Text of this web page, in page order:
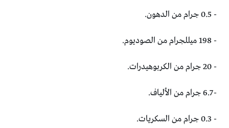
‏- 0.5 جرام من الدهون.‏
‏- 198 ميللجرام من الصوديوم.‏
‏- 20 جرام من الكربوهيدرات.‏
‏- 6.7 جرام من الألياف.‏
‏- 0.3 جرام من السكريات.‏